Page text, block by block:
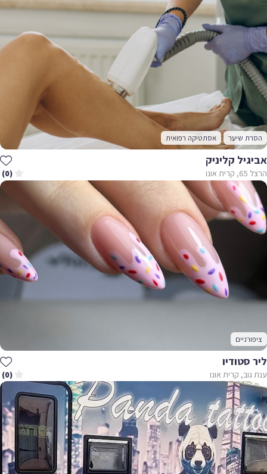
הסרת שיער אסתטיקה רפואית
אביגיל קליניק
הרצל 65, קרית אונו (0)
ציפורניים
ליר סטודיו
ענת גוב, קרית אונו (0)